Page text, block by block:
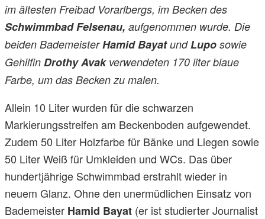
im ältesten Freibad Vorarlbergs, im Becken des
Schwimmbad Felsenau, aufgenommen wurde. Die
beiden BademeisterHamid BayatundLupo sowie
Gehilfin Drothy Avak verwendeten 170 liter blaue
Farbe, um das Becken zu malen.
Allein 10 Liter wurden für die schwarzen
Markierungsstreifen am Beckenboden aufgewendet.
Zudem 50 Liter Holzfarbe für Bänke und Liegen sowie
50 Liter Weiß für Umkleiden und WCs. Das über
hundertjährige Schwimmbad erstrahlt wieder in
neuem Glanz. Ohne den unermüdlichen Einsatz von
Bademeister Hamid Bayat (er ist studierter Journalist